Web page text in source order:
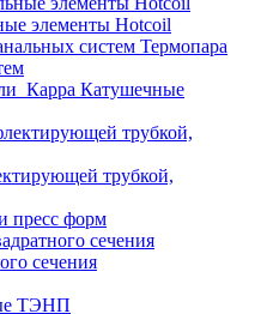
элементы Hotcoil
Термопара
Катушечные
трубкой,
пресс форм
сечения
сечения
ТЭНП